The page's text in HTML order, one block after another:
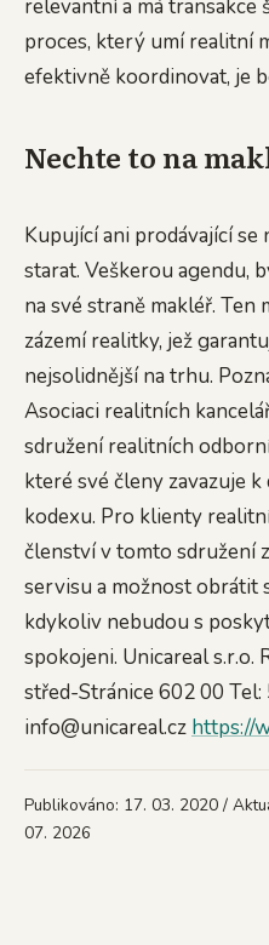
relevantní a má transakce
proces, který umí realitní
efektivně koordinovat, je
Nechte to na
Kupující ani prodávající
starat. Veškerou agendu,
na své straně makléř. Ten
zázemí realitky, jež
nejsolidnější na trhu.
Asociaci realitních
sdružení realitních
které své členy zavazuje
kodexu. Pro klienty
členství v tomto sdružení
servisu a možnost obrátit
kdykoliv nebudou s
spokojeni. Unicareal
střed-Stránice 602 00 Tel:
info@unicareal.cz https://
Publikováno: 17. 03. 2020 /
07. 2026